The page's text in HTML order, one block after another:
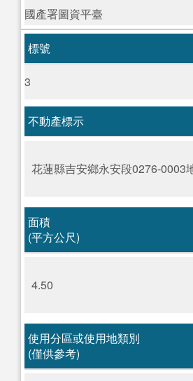
國產署圖資平臺
標號
3
不動產標示
花蓮縣吉安鄉永安段0276-0003
面積
(平方公尺)
4.50
使用分區或使用地類別
(僅供參考)